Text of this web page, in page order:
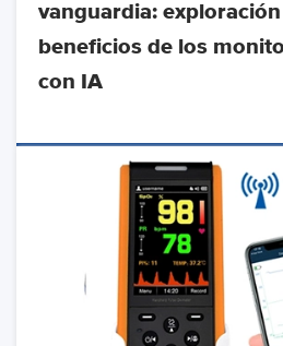
vanguardia:
beneficios de los
con IA